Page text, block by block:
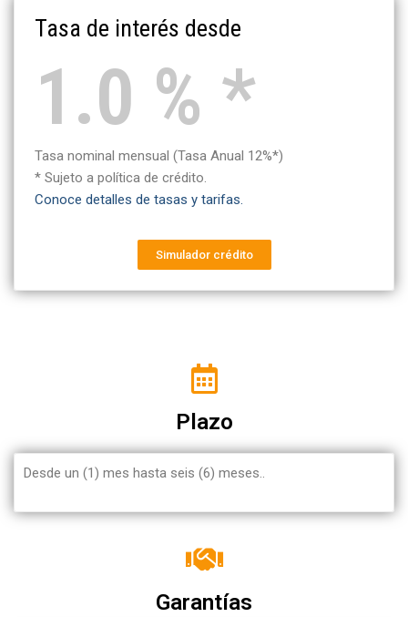
Tasa de interés desde
1.0 % *
Tasa nominal mensual (Tasa Anual 12%*)
* Sujeto a política de crédito.
Conoce detalles de tasas y tarifas.
Simulador crédito
Plazo
Desde un (1) mes hasta seis (6) meses..
Garantías